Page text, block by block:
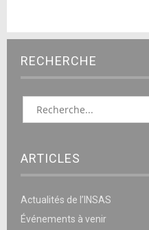
RECHERCHE
ARTICLES
Actualités de l’INSAS
Événements à venir